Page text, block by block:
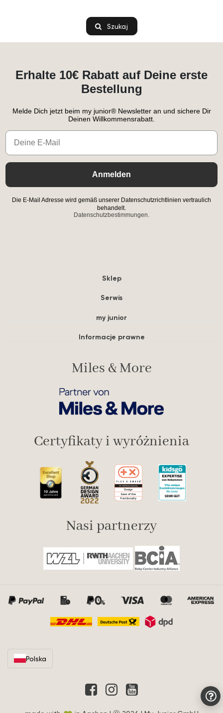
Szukaj
Erhalte 10€ Rabatt auf Deine erste
Bestellung
Melde Dich jetzt beim my junior® Newsletter an und sichere Dir
Deinen Willkommensrabatt.
Email
Anmelden
Die E-Mail Adresse wird gemäß unserer Datenschutzrichtlinien vertraulich
behandelt.
Datenschutzbestimmungen.
Sklep
Serwis
my junior
Informacje prawne
Miles & More
Certyfikaty i wyróżnienia
Nasi partnerzy
Polska